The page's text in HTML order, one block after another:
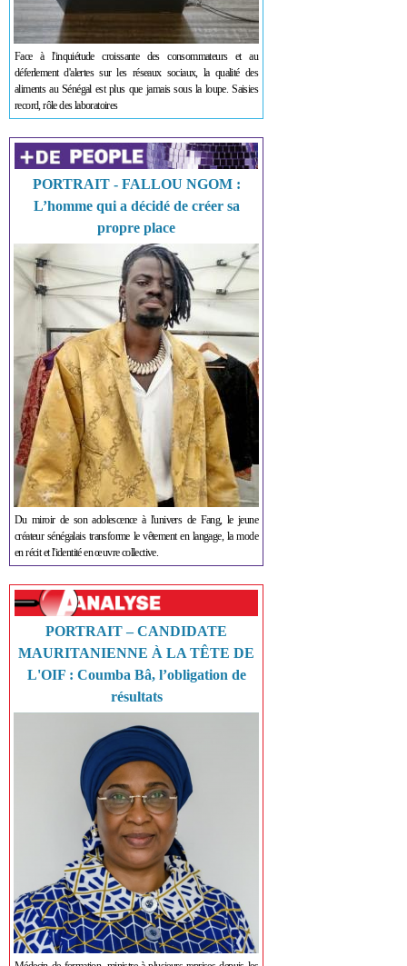
Face à l'inquiétude croissante des consommateurs et au
déferlement d'alertes sur les réseaux sociaux, la qualité des
aliments au Sénégal est plus que jamais sous la loupe. Saisies
record, rôle des laboratoires
PORTRAIT - FALLOU NGOM :
L’homme qui a décidé de créer sa
propre place
Du miroir de son adolescence à l'univers de Fang, le jeune
créateur sénégalais transforme le vêtement en langage, la mode
en récit et l'identité en œuvre collective.
PORTRAIT – CANDIDATE
MAURITANIENNE À LA TÊTE DE
L'OIF : Coumba Bâ, l’obligation de
résultats